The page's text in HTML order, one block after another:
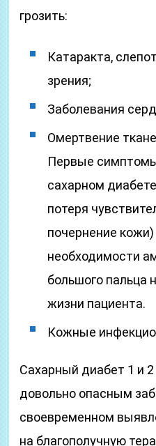
грозить:
Катаракта,
зрения;
Заболевания
Омертвение
Первые
сахарном
потеря
почернение кожи)
необходимости
большого пальца
жизни пациента.
Кожные
Сахарный диабет 1 и
довольно опасным
своевременном
на благополучную